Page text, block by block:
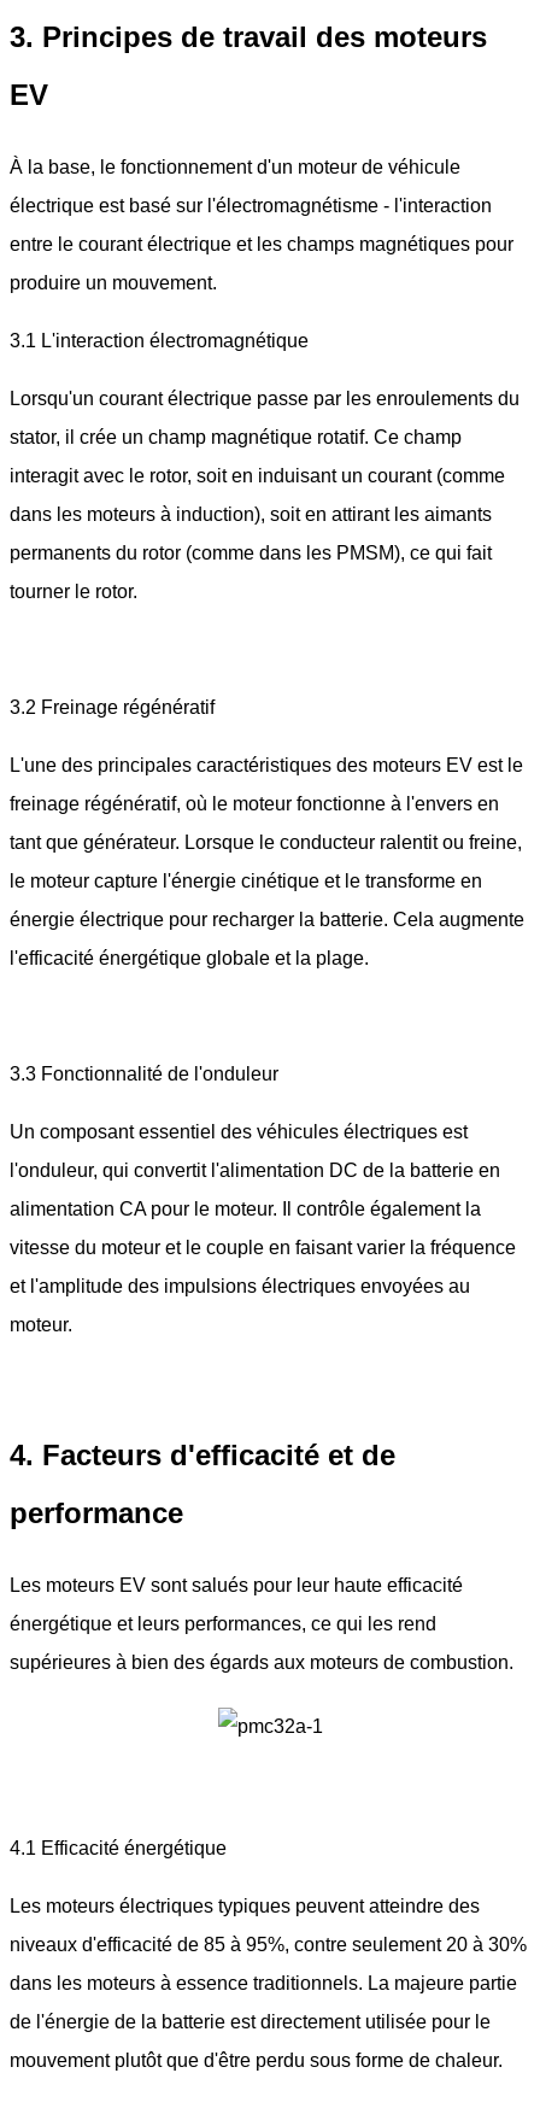
3. Principes de travail des moteurs
EV
À la base, le fonctionnement d'un moteur de véhicule
électrique est basé sur l'électromagnétisme - l'interaction
entre le courant électrique et les champs magnétiques pour
produire un mouvement.
3.1 L'interaction électromagnétique
Lorsqu'un courant électrique passe par les enroulements du
stator, il crée un champ magnétique rotatif. Ce champ
interagit avec le rotor, soit en induisant un courant (comme
dans les moteurs à induction), soit en attirant les aimants
permanents du rotor (comme dans les PMSM), ce qui fait
tourner le rotor.
3.2 Freinage régénératif
L'une des principales caractéristiques des moteurs EV est le
freinage régénératif, où le moteur fonctionne à l'envers en
tant que générateur. Lorsque le conducteur ralentit ou freine,
le moteur capture l'énergie cinétique et le transforme en
énergie électrique pour recharger la batterie. Cela augmente
l'efficacité énergétique globale et la plage.
3.3 Fonctionnalité de l'onduleur
Un composant essentiel des véhicules électriques est
l'onduleur, qui convertit l'alimentation DC de la batterie en
alimentation CA pour le moteur. Il contrôle également la
vitesse du moteur et le couple en faisant varier la fréquence
et l'amplitude des impulsions électriques envoyées au
moteur.
4. Facteurs d'efficacité et de
performance
Les moteurs EV sont salués pour leur haute efficacité
énergétique et leurs performances, ce qui les rend
supérieures à bien des égards aux moteurs de combustion.
4.1 Efficacité énergétique
Les moteurs électriques typiques peuvent atteindre des
niveaux d'efficacité de 85 à 95%, contre seulement 20 à 30%
dans les moteurs à essence traditionnels. La majeure partie
de l'énergie de la batterie est directement utilisée pour le
mouvement plutôt que d'être perdu sous forme de chaleur.